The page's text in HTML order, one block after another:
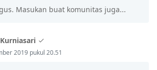
Masukan buat komunitas juga...
2019 pukul 20.51